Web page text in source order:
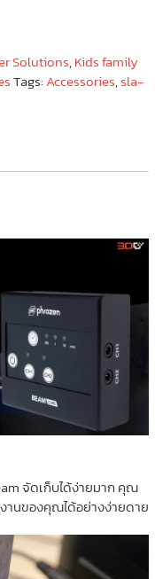
Solutions,Kids family
Tags: Accessories,sla-
จัดเก็บได้ง่ายมาก คุณ
านของคุณได้อย่างง่ายดาย